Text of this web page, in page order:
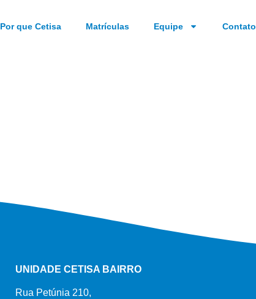
Por que Cetisa Matrículas Equipe Contato
UNIDADE CETISA BAIRRO
Rua Petúnia 210,